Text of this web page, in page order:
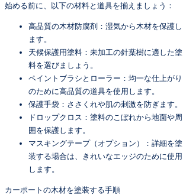
始める前に、以下の材料と道具を揃えましょう：
高品質の木材防腐剤：湿気から木材を保護し
ます。
天候保護用塗料：未加工の針葉樹に適した塗
料を選びましょう。
ペイントブラシとローラー：均一な仕上がり
のために高品質の道具を使用します。
保護手袋：ささくれや肌の刺激を防ぎます。
ドロップクロス：塗料のこぼれから地面や周
囲を保護します。
マスキングテープ（オプション）：詳細を塗
装する場合は、きれいなエッジのために使用
します。
カーポートの木材を塗装する手順